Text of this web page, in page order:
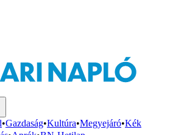
•Gazdaság•Kultúra•Megyejáró•Kék